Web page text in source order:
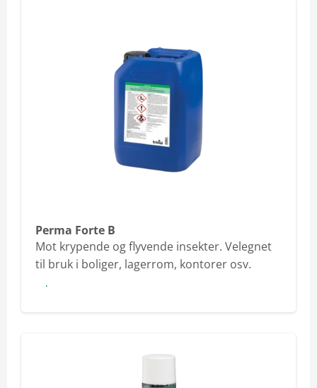
Perma Forte B
Mot krypende og flyvende insekter. Velegnet
til bruk i boliger, lagerrom, kontorer osv.
Les mer